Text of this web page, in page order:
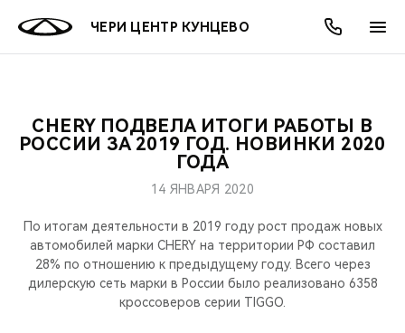
ЧЕРИ ЦЕНТР КУНЦЕВО
МОДЕЛИ
КРОССОВЕРЫ
СЕДАНЫ
ПОКУПАТЕЛЯМ
КРЕДИТ И СТРАХОВАНИЕ
ВЛАДЕЛЬЦАМ
ЗАПЧАСТИ И АКСЕССУАРЫ
ПОДДЕРЖКА
МИР CHERY
О БРЕНДЕ
CHERY В СОЦСЕТЯХ
АКЦИИ
ОНЛАЙН СЕРВИСЫ
КРЕДИТ
О КОМПАНИИ
МЫ В СОЦСЕТЯХ
CHERY ПОДВЕЛА ИТОГИ РАБОТЫ В
РОССИИ ЗА 2019 ГОД. НОВИНКИ 2020
ГОДА
14 ЯНВАРЯ 2020
По итогам деятельности в 2019 году рост продаж новых
автомобилей марки CHERY на территории РФ составил
28% по отношению к предыдущему году. Всего через
дилерскую сеть марки в России было реализовано 6358
кроссоверов серии TIGGO.